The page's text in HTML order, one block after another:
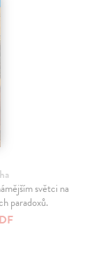
světci na
paradoxů.